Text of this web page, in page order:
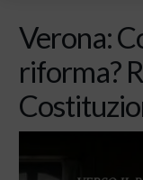
Verona:
riforma?